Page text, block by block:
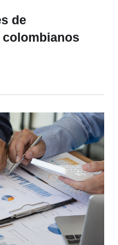
de
colombianos